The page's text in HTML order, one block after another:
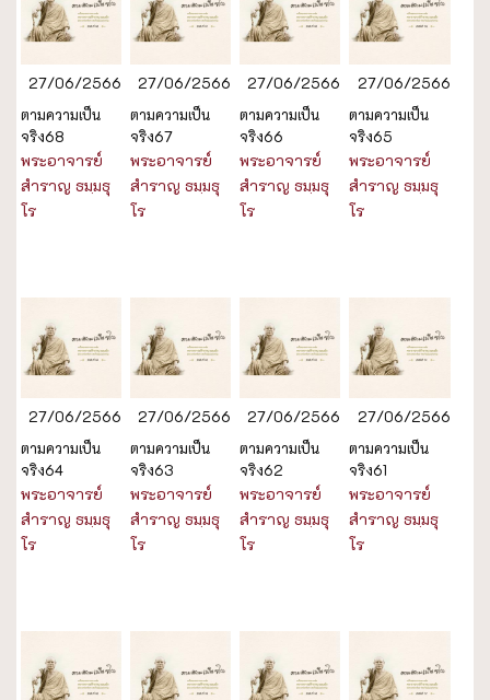
27/06/2566
ตามความเป็น
จริง68
พระอาจารย์
สำราญ ธมฺมธุ
โร
27/06/2566
ตามความเป็น
จริง67
พระอาจารย์
สำราญ ธมฺมธุ
โร
27/06/2566
ตามความเป็น
จริง66
พระอาจารย์
สำราญ ธมฺมธุ
โร
27/06/2566
ตามความเป็น
จริง65
พระอาจารย์
สำราญ ธมฺมธุ
โร
27/06/2566
ตามความเป็น
จริง64
พระอาจารย์
สำราญ ธมฺมธุ
โร
27/06/2566
ตามความเป็น
จริง63
พระอาจารย์
สำราญ ธมฺมธุ
โร
27/06/2566
ตามความเป็น
จริง62
พระอาจารย์
สำราญ ธมฺมธุ
โร
27/06/2566
ตามความเป็น
จริง61
พระอาจารย์
สำราญ ธมฺมธุ
โร